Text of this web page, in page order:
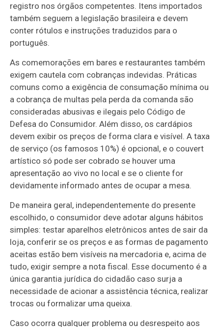
registro nos órgãos competentes. Itens importados
também seguem a legislação brasileira e devem
conter rótulos e instruções traduzidos para o
português.
As comemorações em bares e restaurantes também
exigem cautela com cobranças indevidas. Práticas
comuns como a exigência de consumação mínima ou
a cobrança de multas pela perda da comanda são
consideradas abusivas e ilegais pelo Código de
Defesa do Consumidor. Além disso, os cardápios
devem exibir os preços de forma clara e visível. A taxa
de serviço (os famosos 10%) é opcional, e o couvert
artístico só pode ser cobrado se houver uma
apresentação ao vivo no local e se o cliente for
devidamente informado antes de ocupar a mesa.
De maneira geral, independentemente do presente
escolhido, o consumidor deve adotar alguns hábitos
simples: testar aparelhos eletrônicos antes de sair da
loja, conferir se os preços e as formas de pagamento
aceitas estão bem visíveis na mercadoria e, acima de
tudo, exigir sempre a nota fiscal. Esse documento é a
única garantia jurídica do cidadão caso surja a
necessidade de acionar a assistência técnica, realizar
trocas ou formalizar uma queixa.
Caso ocorra qualquer problema ou desrespeito aos